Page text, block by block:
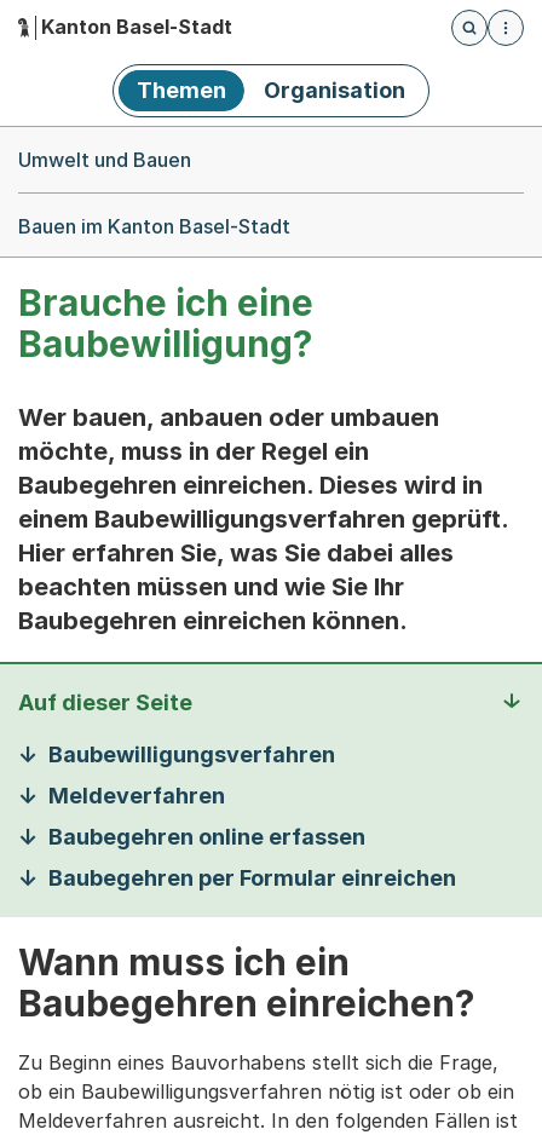
Hauptnavigation
Kanton Basel-Stadt
Öffnet
Themen Organisation
Umwelt und Bauen
Bauen im Kanton Basel-Stadt
Brauche ich eine
Baubewilligung?
Wer bauen, anbauen oder umbauen
möchte, muss in der Regel ein
Baubegehren einreichen. Dieses wird in
einem Baubewilligungsverfahren geprüft.
Hier erfahren Sie, was Sie dabei alles
beachten müssen und wie Sie Ihr
Baubegehren einreichen können.
Auf dieser Seite
Baubewilligungsverfahren
Meldeverfahren
Baubegehren online erfassen
Baubegehren per Formular einreichen
Wann muss ich ein
Baubegehren einreichen?
Zu Beginn eines Bauvorhabens stellt sich die Frage,
ob ein Baubewilligungsverfahren nötig ist oder ob ein
Meldeverfahren ausreicht. In den folgenden Fällen ist